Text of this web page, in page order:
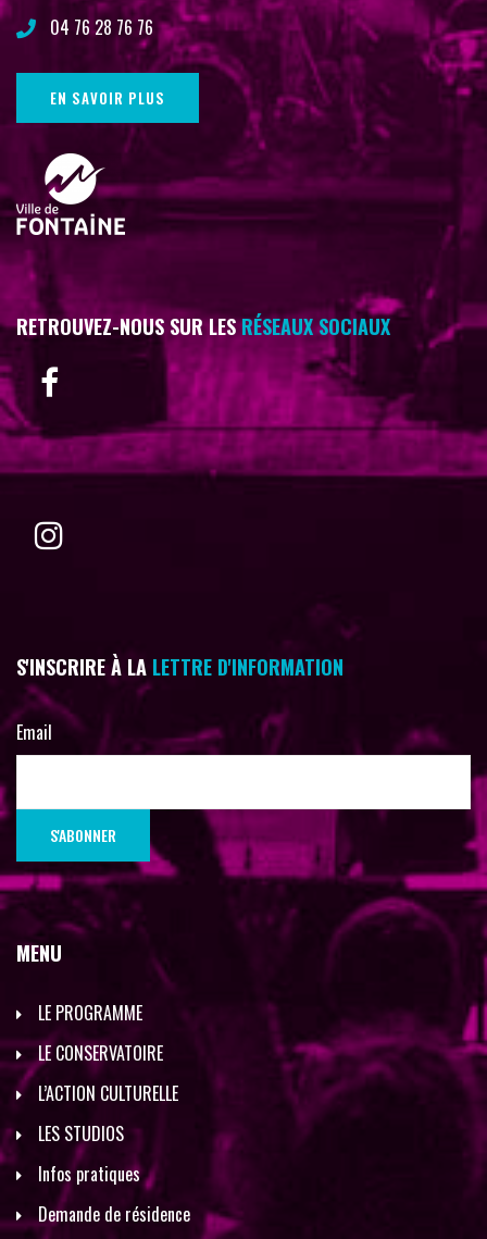
04 76 28 76 76
EN SAVOIR PLUS
RETROUVEZ-NOUS SUR LESRÉSEAUX SOCIAUX
S'INSCRIRE À LA LETTRE D'INFORMATION
Email
MENU
LE PROGRAMME
LE CONSERVATOIRE
L’ACTION CULTURELLE
LES STUDIOS
Infos pratiques
Demande de résidence